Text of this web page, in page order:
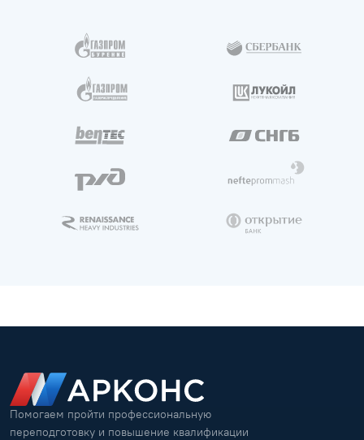
Помогаем пройти профессиональную
переподготовку и повышение квалификации